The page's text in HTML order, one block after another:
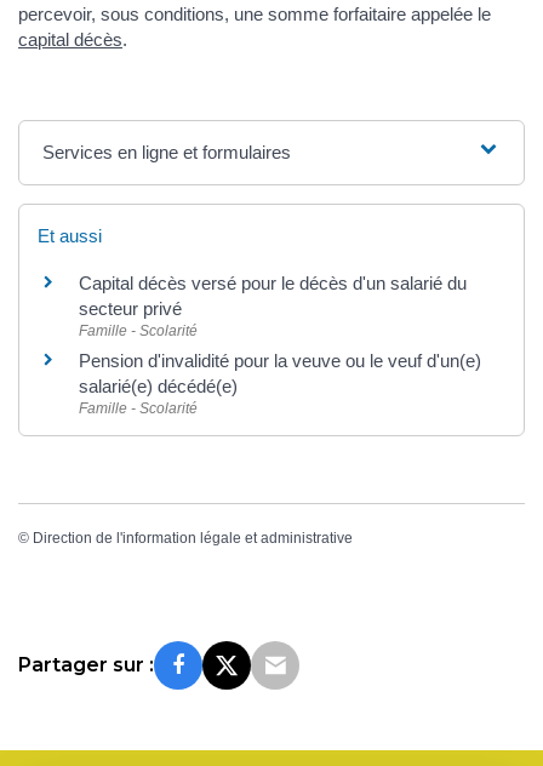
percevoir, sous conditions, une somme forfaitaire appelée le
capital décès.
Services en ligne et formulaires
Et aussi
Capital décès versé pour le décès d'un salarié du
secteur privé
Famille - Scolarité
Pension d'invalidité pour la veuve ou le veuf d'un(e)
salarié(e) décédé(e)
Famille - Scolarité
© Direction de l'information légale et administrative
Partager sur :